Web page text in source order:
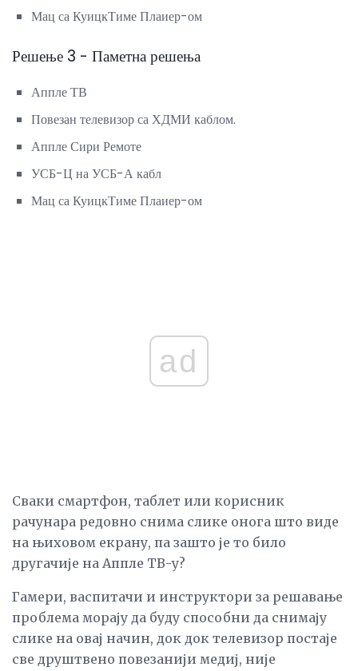
Мац са КуицкТиме Плаиер-ом
Решење 3 - Паметна решења
Аппле ТВ
Повезан телевизор са ХДМИ каблом.
Аппле Сири Ремоте
УСБ-Ц на УСБ-А кабл
Мац са КуицкТиме Плаиер-ом
ad
Сваки смартфон, таблет или корисник
рачунара редовно снима слике онога што виде
на њиховом екрану, па зашто је то било
другачије на Аппле ТВ-у?
Гамери, васпитачи и инструктори за решавање
проблема морају да буду способни да снимају
слике на овај начин, док док телевизор постаје
све друштвено повезанији медиј, није